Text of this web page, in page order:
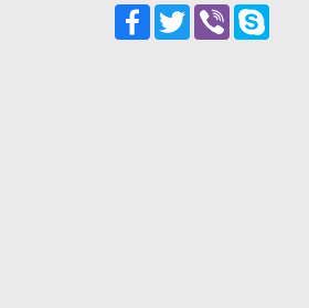
Facebook
TwitterViber